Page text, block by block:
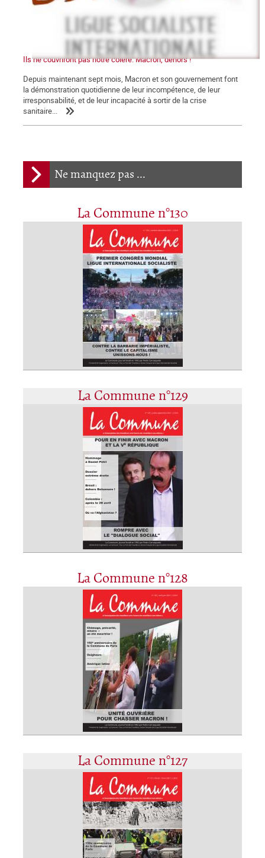
Ne manquez pas ...
La Commune n°130
La Commune n°129
La Commune n°128
La Commune n°127
Ils ne couvriront pas notre colère. Macron, dehors !
Depuis maintenant sept mois, Macron et son gouvernement font
la démonstration quotidienne de leur incompétence, de leur
irresponsabilité, et de leur incapacité à sortir de la crise
sanitaire...